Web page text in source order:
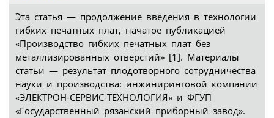
Эта статья — продолжение введения в технологии
гибких печатных плат, начатое публикацией
«Производство гибких печатных плат без
металлизированных отверстий» [1]. Материалы
статьи — результат плодотворного сотрудничества
науки и производства: инжиниринговой компании
«ЭЛЕКТРОН-СЕРВИС-ТЕХНОЛОГИЯ» и ФГУП
«Государственный рязанский приборный завод».